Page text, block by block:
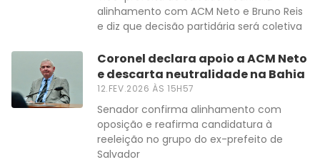
alinhamento com ACM Neto e Bruno Reis
e diz que decisão partidária será coletiva
Coronel declara apoio a ACM Neto
e descarta neutralidade na Bahia
12.FEV.2026 ÀS 15H57
Senador confirma alinhamento com
oposição e reafirma candidatura à
reeleição no grupo do ex-prefeito de
Salvador